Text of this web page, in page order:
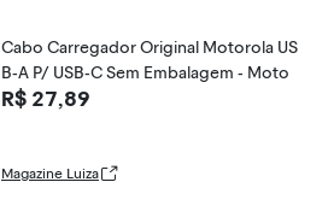
Cabo Carregador Original Motorola US
B-A P/ USB-C Sem Embalagem - Moto
R$ 27,89
Magazine Luiza